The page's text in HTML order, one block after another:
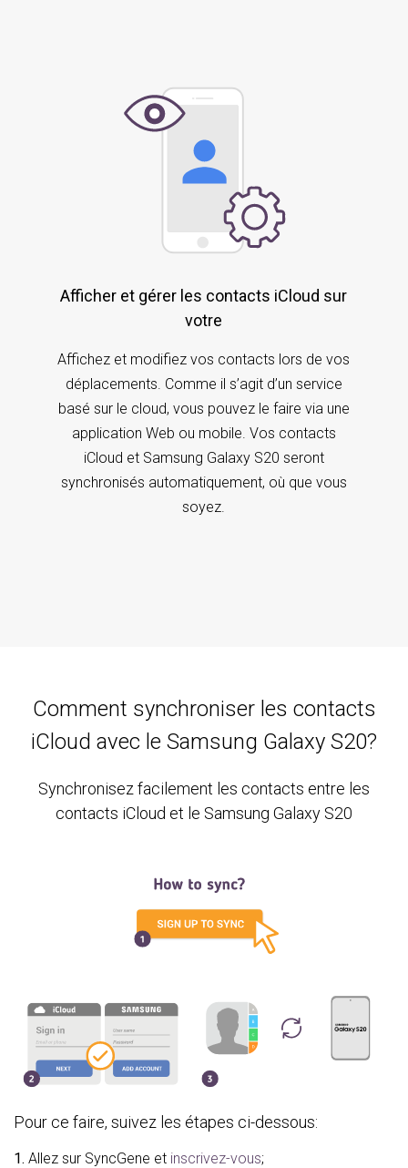
Afficher et gérer les contacts iCloud sur
votre
Affichez et modifiez vos contacts lors de vos
déplacements. Comme il s’agit d’un service
basé sur le cloud, vous pouvez le faire via une
application Web ou mobile. Vos contacts
iCloud et Samsung Galaxy S20 seront
synchronisés automatiquement, où que vous
soyez.
Comment synchroniser les contacts
iCloud avec le Samsung Galaxy S20?
Synchronisez facilement les contacts entre les
contacts iCloud et le Samsung Galaxy S20
Pour ce faire, suivez les étapes ci-dessous:
1. Allez sur SyncGene et inscrivez-vous;